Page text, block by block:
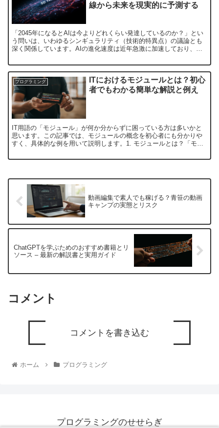
線から未来を現実的に予測する
「2045年になるとAIは今よりどれくらい発達しているのか？」とい
う問いは、いわゆるシンギュラリティ（技術的特異点）の議論とも
深く関係しています。AIの進化速度は近年急激に加速しており、数
プログラミング
ITにおけるモジュールとは？初心
者でもわかる簡単な解説と例え
IT用語の「モジュール」が何か分からずに困っている方は多いかと
思います。この記事では、モジュールの概念を初心者にも分かりや
すく、具体的な例を用いて説明します。1. モジュールとは？「モジ
動画編集で素人でも稼げる？青笹の動画
キャンプの実態とリスク
ChatGPTを学ぶためのおすすめ書籍とリ
ソース – 最新の解説書と実用ガイド
コメント
コメントを書き込む
ホーム プログラミング
プログラミングのせせらぎ